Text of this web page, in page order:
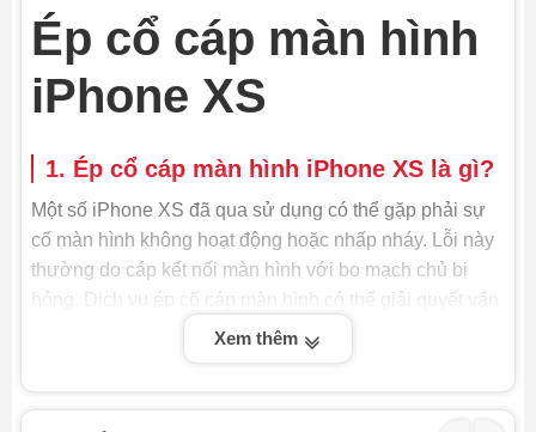
Ép cổ cáp màn hình
iPhone XS
1. Ép cổ cáp màn hình iPhone XS là gì?
Một số iPhone XS đã qua sử dụng có thể gặp phải sự
cố màn hình không hoạt động hoặc nhấp nháy. Lỗi này
thường do cáp kết nối màn hình với bo mạch chủ bị
hỏng. Dịch vụ ép cổ cáp màn hình có thể giải quyết vấn
nhằm khôi phục hoặc thay thế cáp kết nối giữa màn
Xem thêm